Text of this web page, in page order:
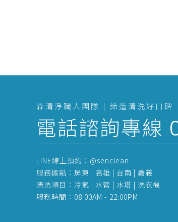
森清淨職人團隊 | 締造清洗好口碑
電話諮詢專線
LINE線上預約： @senclean
服務據點： 屏東 | 高雄 | 台南 | 嘉義
清洗項目： 冷氣 | 水管 | 水塔 | 洗衣機
服務時間： 08:00AM - 22:00PM